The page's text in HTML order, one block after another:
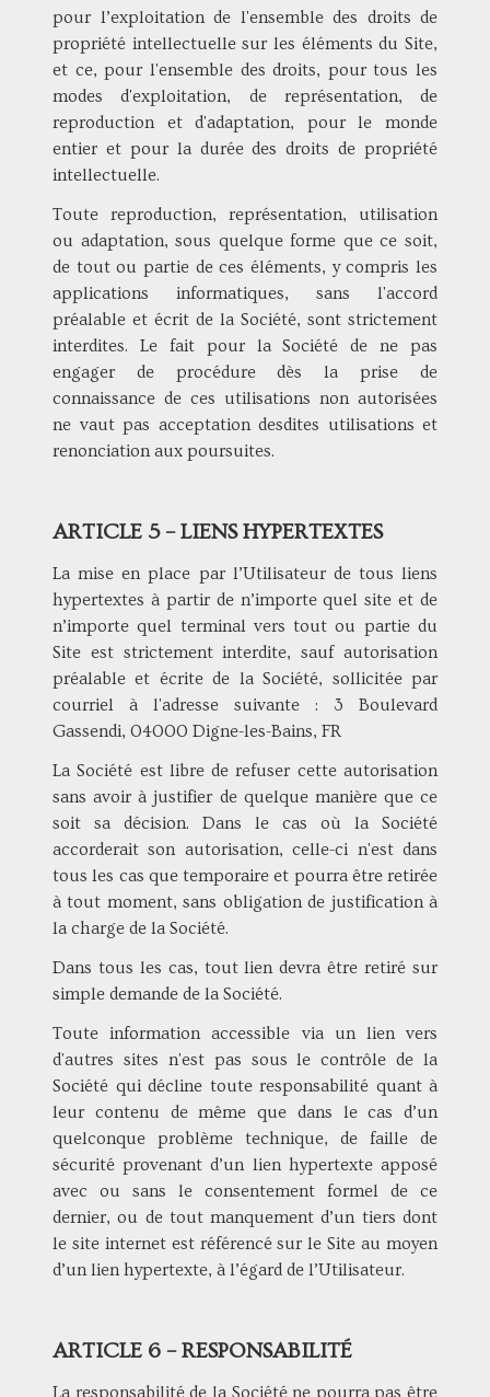
pour l’exploitation de l'ensemble des droits de
propriété intellectuelle sur les éléments du Site,
et ce, pour l'ensemble des droits, pour tous les
modes d'exploitation, de représentation, de
reproduction et d'adaptation, pour le monde
entier et pour la durée des droits de propriété
intellectuelle.
Toute reproduction, représentation, utilisation
ou adaptation, sous quelque forme que ce soit,
de tout ou partie de ces éléments, y compris les
applications informatiques, sans l'accord
préalable et écrit de la Société, sont strictement
interdites. Le fait pour la Société de ne pas
engager de procédure dès la prise de
connaissance de ces utilisations non autorisées
ne vaut pas acceptation desdites utilisations et
renonciation aux poursuites.
ARTICLE 5 – LIENS HYPERTEXTES
La mise en place par l’Utilisateur de tous liens
hypertextes à partir de n’importe quel site et de
n’importe quel terminal vers tout ou partie du
Site est strictement interdite, sauf autorisation
préalable et écrite de la Société, sollicitée par
courriel à l'adresse suivante : 3 Boulevard
Gassendi, 04000 Digne-les-Bains, FR
La Société est libre de refuser cette autorisation
sans avoir à justifier de quelque manière que ce
soit sa décision. Dans le cas où la Société
accorderait son autorisation, celle-ci n'est dans
tous les cas que temporaire et pourra être retirée
à tout moment, sans obligation de justification à
la charge de la Société.
Dans tous les cas, tout lien devra être retiré sur
simple demande de la Société.
Toute information accessible via un lien vers
d'autres sites n'est pas sous le contrôle de la
Société qui décline toute responsabilité quant à
leur contenu de même que dans le cas d’un
quelconque problème technique, de faille de
sécurité provenant d’un lien hypertexte apposé
avec ou sans le consentement formel de ce
dernier, ou de tout manquement d’un tiers dont
le site internet est référencé sur le Site au moyen
d’un lien hypertexte, à l’égard de l’Utilisateur.
ARTICLE 6 – RESPONSABILITÉ
La responsabilité de la Société ne pourra pas être